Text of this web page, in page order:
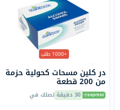
+1000 طلب
در كلين مسحات كحولية حزمة
من 200 قطعة
30 دقيقة تصلك في